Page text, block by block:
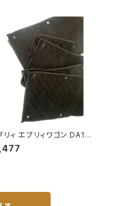
リィ エブリィワゴン DA17V
サンシェード エブリー
チサンシェード 車種専用 8